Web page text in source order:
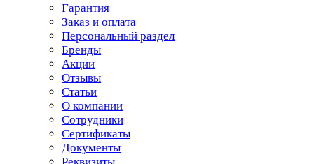
Гарантия
Заказ и оплата
Персональный раздел
Бренды
Акции
Отзывы
Статьи
О компании
Сотрудники
Сертификаты
Документы
Реквизиты